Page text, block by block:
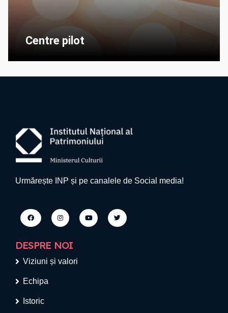
Centre pilot
Urmărește INP și pe canalele de Social media!
DESPRE NOI
Viziuni și valori
Echipa
Istoric